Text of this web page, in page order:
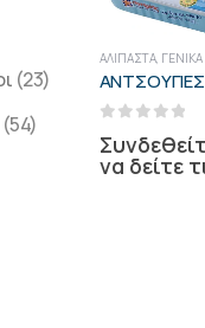
ΑΛΊΠΑΣΤΑ, ΓΕΝΙΚΑ
να δείτε
(23)
(54)